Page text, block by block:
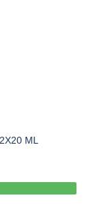
ML